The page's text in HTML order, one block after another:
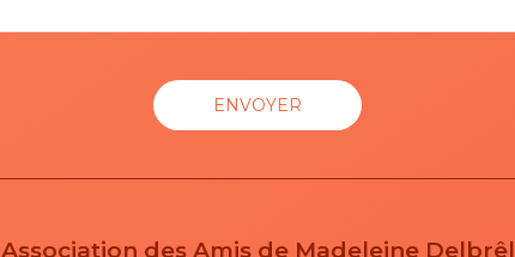
Association des Amis de Madeleine Delbrêl